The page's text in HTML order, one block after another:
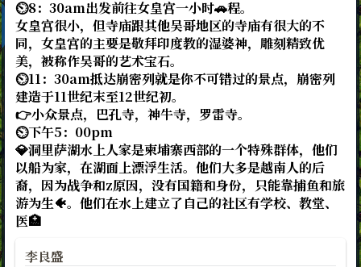
⏲️8：30am出发前往女皇宫一小时🚗程。
女皇宫很小，但寺庙跟其他吴哥地区的寺庙有很大的不
同，女皇宫的主要是敬拜印度教的湿婆神，雕刻精致优
美，被称作吴哥的艺术宝石。
⏲️11：30am抵达崩密列就是你不可错过的景点，崩密列
建造于11世纪末至12世纪初。
👉小众景点，巴孔寺，神牛寺，罗雷寺。
⏲️下午5：00pm
💎洞里萨湖水上人家是柬埔寨西部的一个特殊群体，他们
以船为家，在湖面上漂浮生活。他们大多是越南人的后
裔，因为战争和z原因，没有国籍和身份，只能靠捕鱼和旅
游为生🐠。他们在水上建立了自己的社区有学校、教堂、
医🏥
李良盛